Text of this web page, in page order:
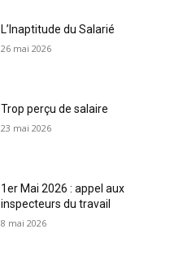
L’Inaptitude du Salarié
26 mai 2026
Trop perçu de salaire
23 mai 2026
1er Mai 2026 : appel aux
inspecteurs du travail
8 mai 2026